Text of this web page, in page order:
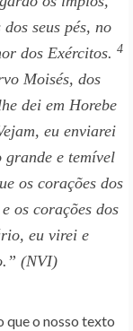
seus pés, no
dos Exércitos. 4
Moisés, dos
dei em Horebe
eu enviarei
grande e temível
os corações dos
os corações dos
eu virei e
(NVI)
que o nosso texto